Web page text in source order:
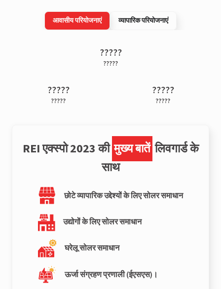
आवासीय परियोजनाएं व्यापारिक परियोजनाएं
?????
?????
?????
?????
?????
?????
REI एक्स्पो 2023 कीमुख्य बातें लिवगार्ड के
साथ
छोटे व्यापारिक उद्देश्यों के लिए सोलर समाधान
उद्योगों के लिए सोलर समाधान
घरेलू सोलर समाधान
ऊर्जा संग्रहण प्रणाली (ईएसएस)।